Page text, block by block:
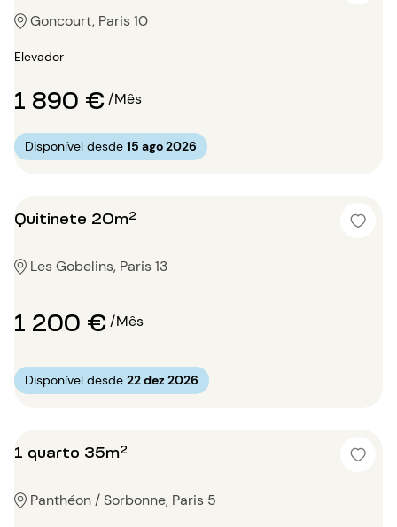
Goncourt, Paris 10
Elevador
1 890 €/Mês
Disponível desde 15 ago 2026
Quitinete 20m²
Les Gobelins, Paris 13
1 200 €/Mês
Disponível desde 22 dez 2026
1 quarto 35m²
Panthéon / Sorbonne, Paris 5